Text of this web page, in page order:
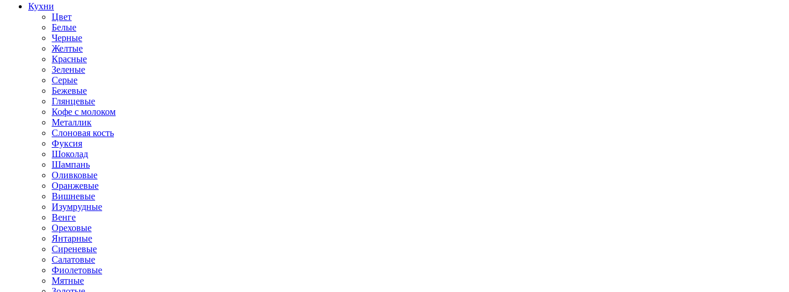
Кухни
Цвет
Белые
Черные
Желтые
Красные
Зеленые
Серые
Бежевые
Глянцевые
Кофе с молоком
Металлик
Слоновая кость
Фуксия
Шоколад
Шампань
Оливковые
Оранжевые
Вишневые
Изумрудные
Венге
Ореховые
Янтарные
Сиреневые
Салатовые
Фиолетовые
Мятные